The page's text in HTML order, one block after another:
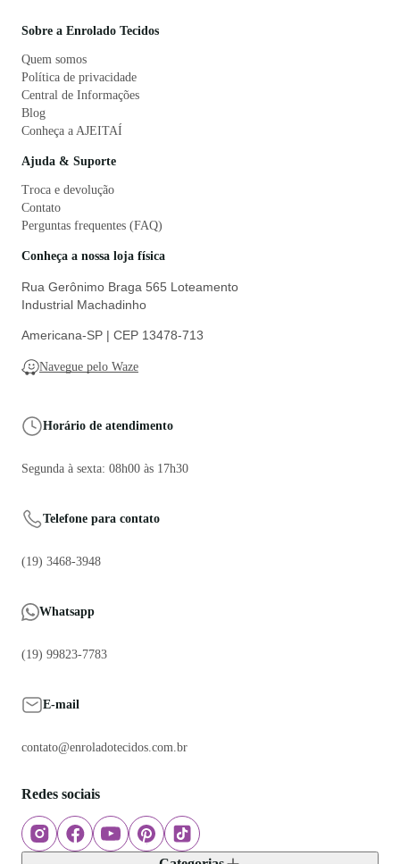
Sobre a Enrolado Tecidos
Quem somos
Política de privacidade
Central de Informações
Blog
Conheça a AJEITAÍ
Ajuda & Suporte
Troca e devolução
Contato
Perguntas frequentes (FAQ)
Conheça a nossa loja física
Rua Gerônimo Braga 565 Loteamento
Industrial Machadinho
Americana-SP | CEP 13478-713
Navegue pelo Waze
Horário de atendimento
Segunda à sexta: 08h00 às 17h30
Telefone para contato
(19) 3468-3948
Whatsapp
(19) 99823-7783
E-mail
contato@enroladotecidos.com.br
Redes sociais